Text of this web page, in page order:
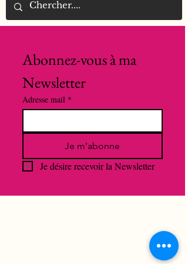
Abonnez-vous à ma
Newsletter
Adresse mail *
Je m'abonne
Je désire recevoir la Newsletter